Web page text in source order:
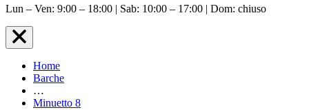
Lun – Ven: 9:00 – 18:00 | Sab: 10:00 – 17:00 | Dom: chiuso
Home
Barche
…
Minuetto 8